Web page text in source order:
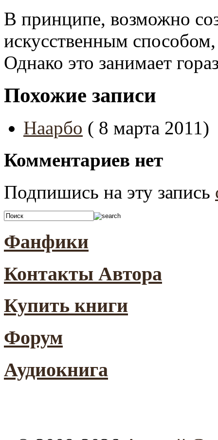
В принципе, возможно
искусственным
Однако это занимает
Похожие записи
Наарбо ( 8 марта 2011)
Комментариев нет
Подпишись на эту запись
Фанфики
Контакты Автора
Купить книги
Форум
Аудиокнига